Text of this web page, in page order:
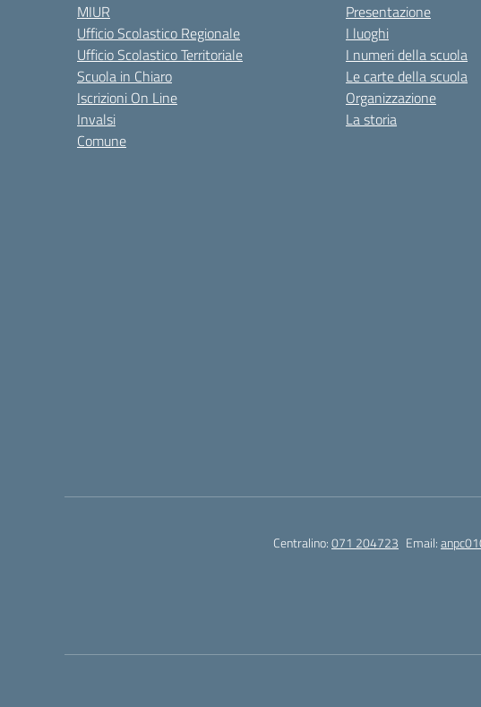
MIUR
Ufficio Scolastico Regionale
Ufficio Scolastico Territoriale
Scuola in Chiaro
Iscrizioni On Line
Invalsi
Comune
Presentazione
I luoghi
I numeri della scuola
Le carte della scuola
Organizzazione
La storia
Centralino:071 204723 Email: